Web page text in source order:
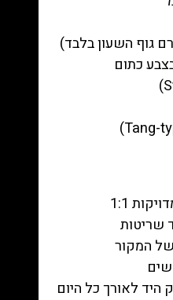
כתום
1:1
שריטות
המקור
היד לאורך כל היום